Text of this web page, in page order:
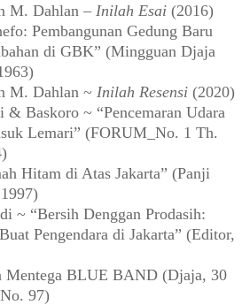
M. Dahlan – Inilah Esai (2016)
Pembangunan Gedung Baru
di GBK” (Mingguan Djaja
M. Dahlan ~ Inilah Resensi (2020)
& Baskoro ~ “Pencemaran Udara
Lemari” (FORUM_No. 1 Th.
Hitam di Atas Jakarta” (Panji
~ “Bersih Denggan Prodasih:
Pengendara di Jakarta” (Editor,
Mentega BLUE BAND (Djaja, 30
97)